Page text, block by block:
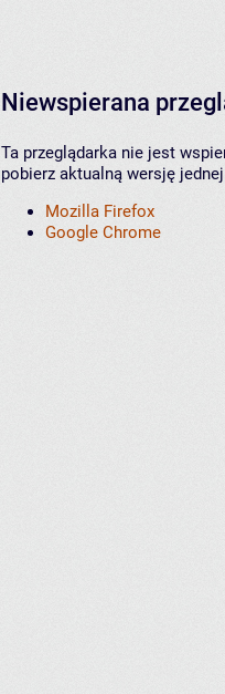
Niewspierana
Ta przeglądarka nie jest
pobierz aktualną wersję
Mozilla Firefox
Google Chrome